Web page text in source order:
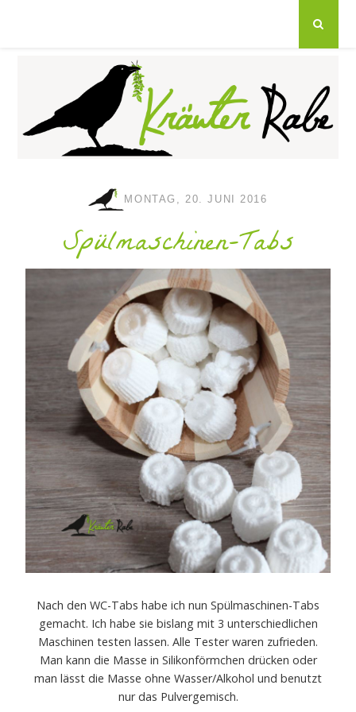
MONTAG, 20. JUNI 2016
Spülmaschinen-Tabs
Nach den WC-Tabs habe ich nun Spülmaschinen-Tabs
gemacht. Ich habe sie bislang mit 3 unterschiedlichen
Maschinen testen lassen. Alle Tester waren zufrieden.
Man kann die Masse in Silikonförmchen drücken oder
man lässt die Masse ohne Wasser/Alkohol und benutzt
nur das Pulvergemisch.